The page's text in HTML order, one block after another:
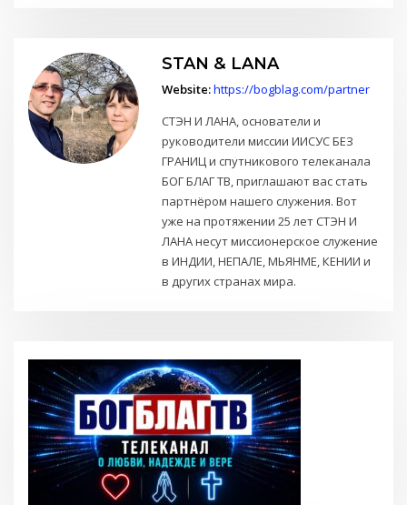
STAN & LANA
Website:https://bogblag.com/partner
СТЭН И ЛАНА, основатели и
руководители миссии ИИСУС БЕЗ
ГРАНИЦ и спутникового телеканала
БОГ БЛАГ ТВ, приглашают вас стать
партнёром нашего служения. Вот
уже на протяжении 25 лет СТЭН И
ЛАНА несут миссионерское служение
в ИНДИИ, НЕПАЛЕ, МЬЯНМЕ, КЕНИИ и
в других странах мира.